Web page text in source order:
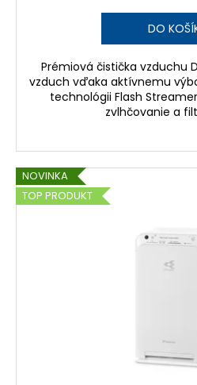
DO
Prémiová čistička vzduchu
vzduch vďaka aktívnemu
technológii Flash
zvlhčovanie a
NOVINKA
TOP PRODUKT